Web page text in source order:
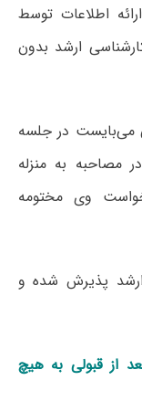
اطلاعات توسط
ارشد بدون
می‌بایست در جلسه
مصاحبه به منزله
وی مختومه
ارشد پذیرش شده و
از قبولی به هیچ